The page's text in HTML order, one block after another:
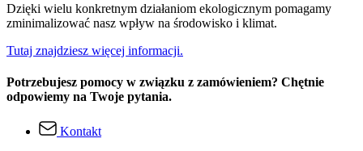
Dzięki wielu konkretnym działaniom ekologicznym pomagamy
zminimalizować nasz wpływ na środowisko i klimat.
Tutaj znajdziesz więcej informacji.
Potrzebujesz pomocy w związku z zamówieniem? Chętnie
odpowiemy na Twoje pytania.
Kontakt